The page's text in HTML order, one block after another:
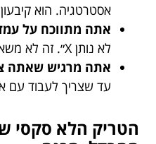
אסטרטגיה. הוא
אתה מתווכח על
לא נותן X״. זה לא משא ומתן, זה פינג פונג.
אתה מרגיש שאתה
עד שצריך לעבוד עם
הטריק הלא סקסי